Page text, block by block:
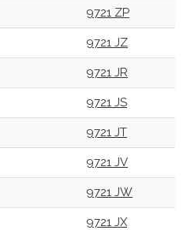
9721 ZP
9721 JZ
9721 JR
9721 JS
9721 JT
9721 JV
9721 JW
9721 JX